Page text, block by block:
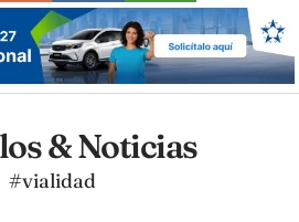
& Noticias
#vialidad